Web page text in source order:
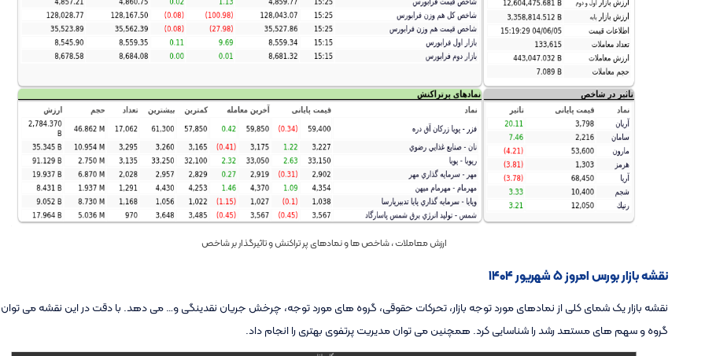
ارزش معاملات ، شاخص ها و نمادهای پر تراکنش و تاثیرگذار بر شاخص
نقشه بازار بورس امروز ۵ شهریور ۱۴۰۴
نقشه بازار یک شمای کلی از نمادهای مورد توجه بازار، تحرکات حقوقی، گروه های مورد توجه، چرخش جریان نقدینگی و… می دهد. با دقت در این نقشه می توان
گروه و سهم های مستعد رشد را شناسایی کرد. همچنین می توان مدیریت پرتفوی بهتری را انجام داد.